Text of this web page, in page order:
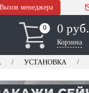
Вызов менеджера
0
0 0 руб.
Корзина
УСТАНОВКА